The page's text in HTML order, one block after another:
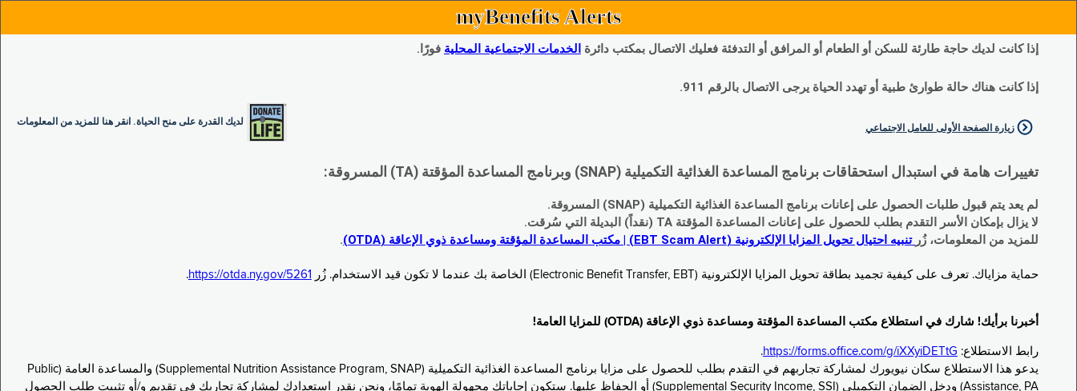
myBenefits Alerts
إذا كانت لديك حاجة طارئة للسكن أو الطعام أو المرافق أو التدفئة فعليك الاتصال بمكتب دائرة الخدمات الاجتماعية المحلية فورًا.
إذا كانت هناك حالة طوارئ طبية أو تهدد الحياة يرجى الاتصال بالرقم 911.
لديك القدرة على منح الحياة. انقر هنا للمزيد من المعلومات
زيارة الصفحة الأولى للعامل الاجتماعي
تغييرات هامة في استبدال استحقاقات برنامج المساعدة الغذائية التكميلية (SNAP) وبرنامج المساعدة المؤقتة (TA) المسروقة:
لم يعد يتم قبول طلبات الحصول على إعانات برنامج المساعدة الغذائية التكميلية (SNAP) المسروقة.
لا يزال بإمكان الأسر التقدم بطلب للحصول على إعانات المساعدة المؤقتة TA (نقداً) البديلة التي سُرقت.
للمزيد من المعلومات، زُر تنبيه احتيال تحويل المزايا الإلكترونية (EBT Scam Alert) | مكتب المساعدة المؤقتة ومساعدة ذوي الإعاقة (OTDA) .
حماية مزاياك. تعرف على كيفية تجميد بطاقة تحويل المزايا الإلكترونية (Electronic Benefit Transfer, EBT) الخاصة بك عندما لا تكون قيد الاستخدام. زُر https://otda.ny.gov/5261
.
أخبرنا برأيك! شارك في استطلاع مكتب المساعدة المؤقتة ومساعدة ذوي الإعاقة (OTDA) للمزايا العامة!
رابط الاستطلاع: https://forms.office.com/g/iXXyiDETtG
.
يدعو هذا الاستطلاع سكان نيويورك لمشاركة تجاربهم في التقدم بطلب للحصول على مزايا برنامج المساعدة الغذائية التكميلية (Supplemental Nutrition Assistance Program, SNAP) والمساعدة العامة (Public
Assistance, PA) ودخل الضمان التكميلي (Supplemental Security Income, SSI) أو الحفاظ عليها. ستكون إجاباتك مجهولة الهوية تمامًا، ونحن نقدر استعدادك لمشاركة تجاربك في تقديم و/أو تثبيت طلب الحصول